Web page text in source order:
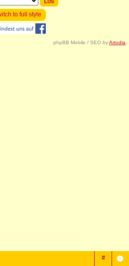
to full style
phpBB Mobile / SEO byArtodia
#